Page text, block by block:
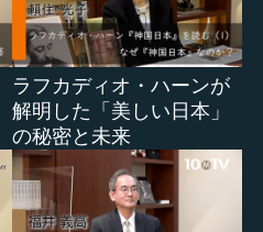
ラフカディオ・ハーンが
解明した「美しい日本」
の秘密と未来